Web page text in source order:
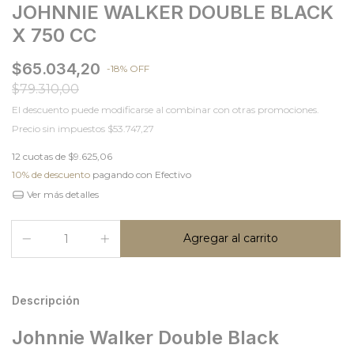
JOHNNIE WALKER DOUBLE BLACK
X 750 CC
$65.034,20 -18% OFF
$79.310,00
El descuento puede modificarse al combinar con otras promociones.
Precio sin impuestos $53.747,27
12 cuotas de $9.625,06
10% de descuento pagando con Efectivo
Ver más detalles
Descripción
Johnnie Walker Double Black